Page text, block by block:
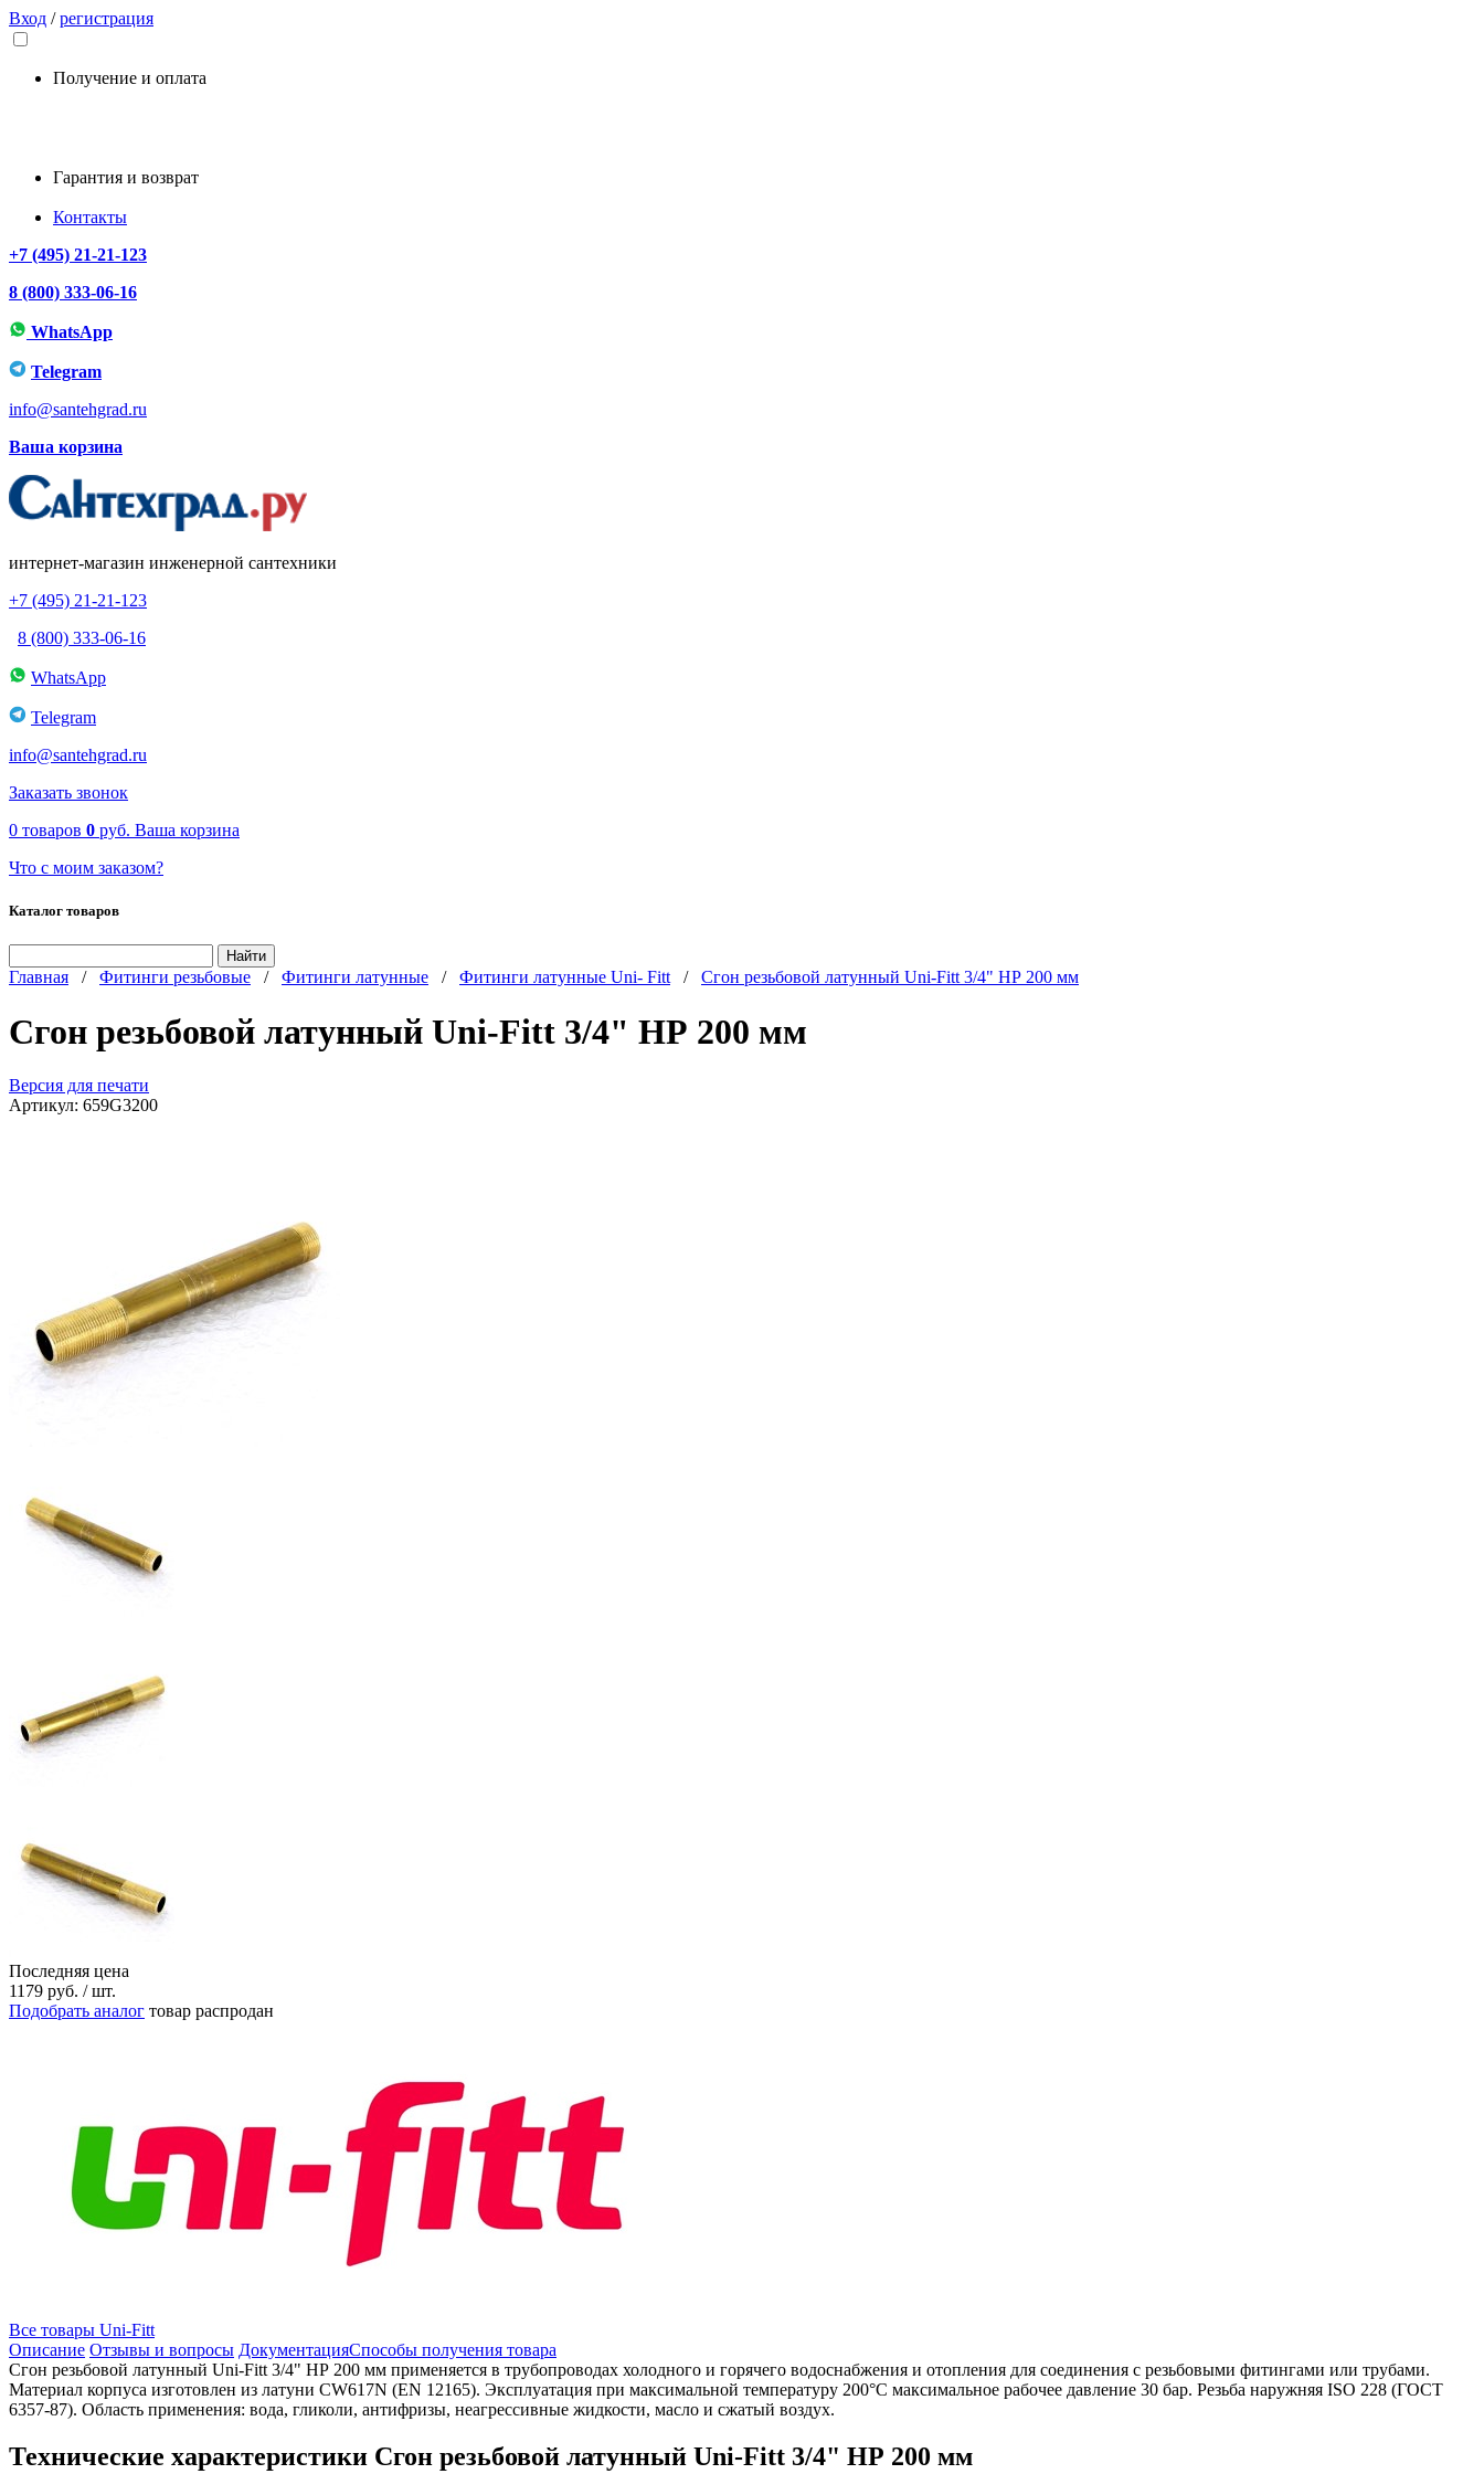
Вход /регистрация
Получение и оплата
Гарантия и возврат
Контакты
+7 (495) 21-21-123
8 (800) 333-06-16
WhatsApp
Telegram
info@santehgrad.ru
Ваша корзина
интернет-магазин инженерной сантехники
+7 (495) 21-21-123
8 (800) 333-06-16
WhatsApp
Telegram
info@santehgrad.ru
Заказать звонок
0 товаров 0 руб. Ваша корзина
Что с моим заказом?
Каталог товаров
Главная / Фитинги резьбовые / Фитинги латунные / Фитинги латунные Uni- Fitt / Сгон резьбовой латунный Uni-Fitt 3/4" НР 200 мм
Сгон резьбовой латунный Uni-Fitt 3/4" НР 200 мм
Версия для печати
Артикул: 659G3200
Последняя цена
1179 руб. / шт.
Подобрать аналог товар распродан
Все товары Uni-Fitt
Описание Отзывы и вопросы ДокументацияСпособы получения товара
Сгон резьбовой латунный Uni-Fitt 3/4" НР 200 мм применяется в трубопроводах холодного и горячего водоснабжения и отопления для соединения с резьбовыми фитингами или трубами.
Материал корпуса изготовлен из латуни CW617N (EN 12165). Эксплуатация при максимальной температуру 200°C максимальное рабочее давление 30 бар. Резьба наружняя ISO 228 (ГОСТ
6357-87). Область применения: вода, гликоли, антифризы, неагрессивные жидкости, масло и сжатый воздух.
Технические характеристики Сгон резьбовой латунный Uni-Fitt 3/4" НР 200 мм